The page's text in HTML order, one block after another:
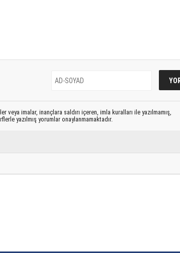
veya imalar, inançlara saldırı içeren, imla kuralları ile yazılmamış,
yazılmış yorumlar onaylanmamaktadır.